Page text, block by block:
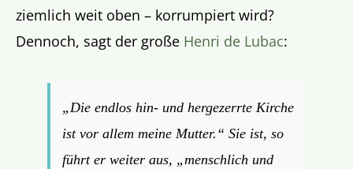
ziemlich weit oben – korrumpiert wird?
Dennoch, sagt der große Henri de Lubac:
„Die endlos hin- und hergezerrte Kirche
ist vor allem meine Mutter.“ Sie ist, so
führt er weiter aus, „menschlich und